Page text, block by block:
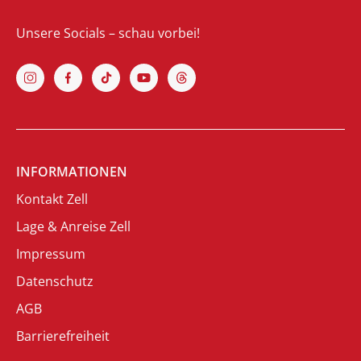
Unsere Socials – schau vorbei!
INFORMATIONEN
Kontakt Zell
Lage & Anreise Zell
Impressum
Datenschutz
AGB
Barrierefreiheit